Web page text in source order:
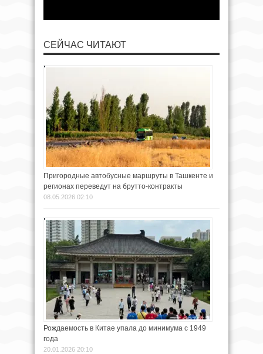
СЕЙЧАС ЧИТАЮТ
Пригородные автобусные маршруты в Ташкенте и
регионах переведут на брутто-контракты
08.05.2026 02:10
Рождаемость в Китае упала до минимума с 1949
года
20.01.2026 20:10